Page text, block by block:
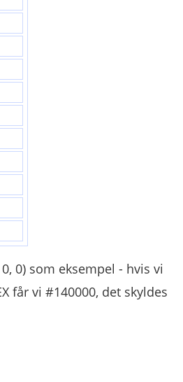
0) som eksempel - hvis vi
får vi #140000, det skyldes